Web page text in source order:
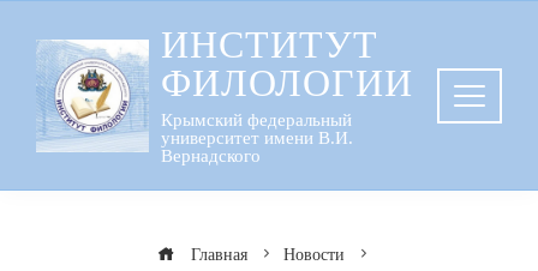
содержанию
ИНСТИТУТ
ФИЛОЛОГИИ
Крымский федеральный
университет имени В.И.
Вернадского
Главная
Новости